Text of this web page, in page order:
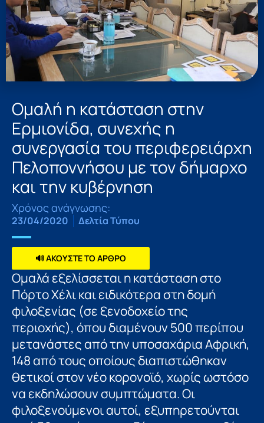
Ομαλή η κατάσταση στην
Ερμιονίδα, συνεχής η
συνεργασία του περιφερειάρχη
Πελοποννήσου με τον δήμαρχο
και την κυβέρνηση
Χρόνος ανάγνωσης:
23/04/2020 Δελτία Τύπου
🔊 ΑΚΟΥΣΤΕ ΤΟ ΑΡΘΡΟ
Ομαλά εξελίσσεται η κατάσταση στο
Πόρτο Χέλι και ειδικότερα στη δομή
φιλοξενίας (σε ξενοδοχείο της
περιοχής), όπου διαμένουν 500 περίπου
μετανάστες από την υποσαχάρια Αφρική,
148 από τους οποίους διαπιστώθηκαν
θετικοί στον νέο κορονοϊό, χωρίς ωστόσο
να εκδηλώσουν συμπτώματα. Οι
φιλοξενούμενοι αυτοί, εξυπηρετούνται